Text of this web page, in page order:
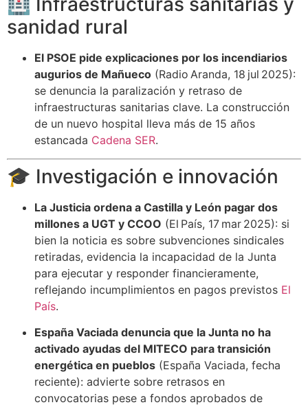
sanidad rural
El PSOE pide explicaciones por los incendiarios
augurios de Mañueco (Radio Aranda, 18 jul 2025):
se denuncia la paralización y retraso de
infraestructuras sanitarias clave. La construcción
de un nuevo hospital lleva más de 15 años
estancada Cadena SER.
🎓 Investigación e innovación
La Justicia ordena a Castilla y León pagar dos
millones a UGT y CCOO (El País, 17 mar 2025): si
bien la noticia es sobre subvenciones sindicales
retiradas, evidencia la incapacidad de la Junta
para ejecutar y responder financieramente,
reflejando incumplimientos en pagos previstos El
País.
España Vaciada denuncia que la Junta no ha
activado ayudas del MITECO para transición
energética en pueblos (España Vaciada, fecha
reciente): advierte sobre retrasos en
convocatorias pese a fondos aprobados de